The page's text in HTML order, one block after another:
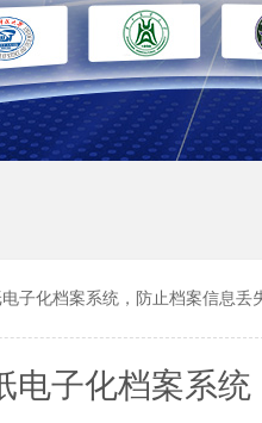
子化档案系统，防止档案信息丢
电子化档案系